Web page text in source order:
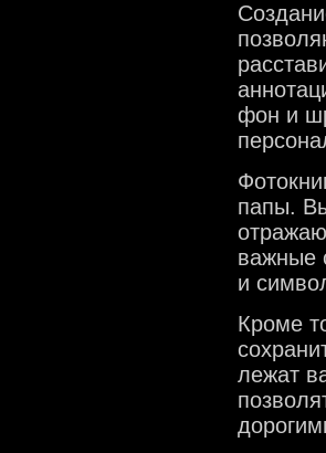
фон и
папы.
важные
и
Кроме
лежат